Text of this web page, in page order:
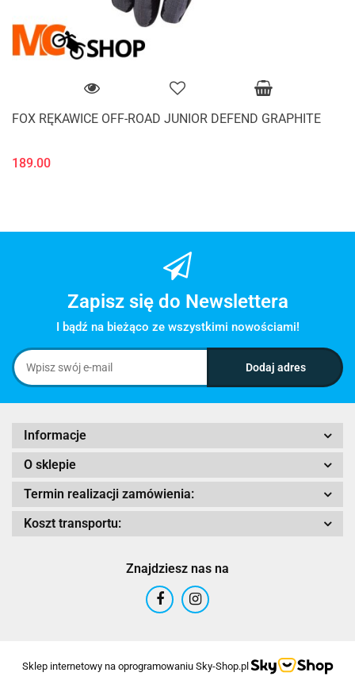
FOX RĘKAWICE OFF-ROAD JUNIOR DEFEND GRAPHITE
189.00
Zapisz się do Newslettera
I bądź na bieżąco ze wszystkimi nowościami!
Informacje
O sklepie
Termin realizacji zamówienia:
Koszt transportu:
Znajdziesz nas na
Sklep internetowy na oprogramowaniu Sky-Shop.pl